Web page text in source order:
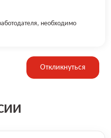
необходимо
Откликнуться